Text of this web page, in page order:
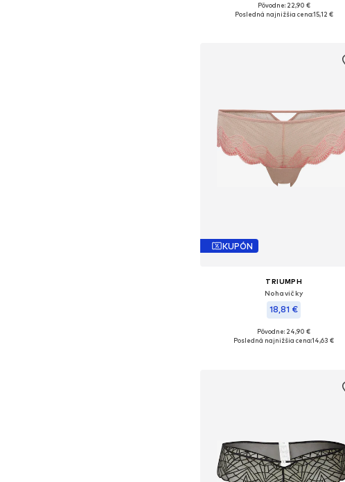
Dostupné veľkosti: M-L
Pôvodne: 22,90 €
Posledná najnižšia cena:15,12 €
KUPÓN
TRIUMPH
Nohavičky
18,81 €
Dostupné veľkosti: M, XL, XXL, XXXL
Pôvodne: 24,90 €
Posledná najnižšia cena:14,63 €